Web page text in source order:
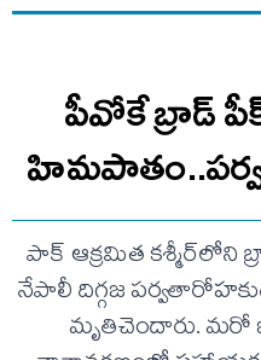
పీవోకే బ్రాడ్
పాక్ ఆక్రమిత
నేపాలీ దిగ్గజ
మృతిచెందారు. మరో